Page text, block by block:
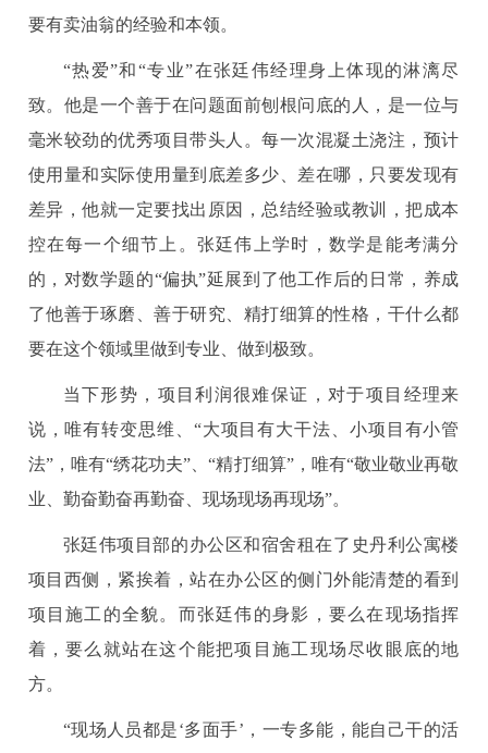
要有卖油翁的经验和本领。
“热爱”和“专业”在张廷伟经理身上体现的淋漓尽
致。他是一个善于在问题面前刨根问底的人，是一位与
毫米较劲的优秀项目带头人。每一次混凝土浇注，预计
使用量和实际使用量到底差多少、差在哪，只要发现有
差异，他就一定要找出原因，总结经验或教训，把成本
控在每一个细节上。张廷伟上学时，数学是能考满分
的，对数学题的“偏执”延展到了他工作后的日常，养成
了他善于琢磨、善于研究、精打细算的性格，干什么都
要在这个领域里做到专业、做到极致。
当下形势，项目利润很难保证，对于项目经理来
说，唯有转变思维、“大项目有大干法、小项目有小管
法”，唯有“绣花功夫”、“精打细算”，唯有“敬业敬业再敬
业、勤奋勤奋再勤奋、现场现场再现场”。
张廷伟项目部的办公区和宿舍租在了史丹利公寓楼
项目西侧，紧挨着，站在办公区的侧门外能清楚的看到
项目施工的全貌。而张廷伟的身影，要么在现场指挥
着，要么就站在这个能把项目施工现场尽收眼底的地
方。
“现场人员都是‘多面手’，一专多能，能自己干的活